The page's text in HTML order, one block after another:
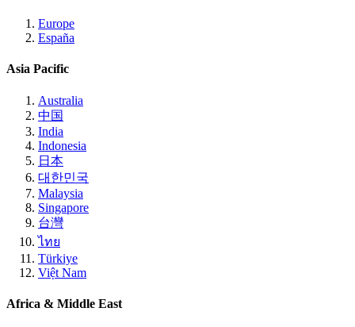
Europe
España
Asia Pacific
Australia
中国
India
Indonesia
日本
대한민국
Malaysia
Singapore
台灣
ไทย
Türkiye
Việt Nam
Africa & Middle East